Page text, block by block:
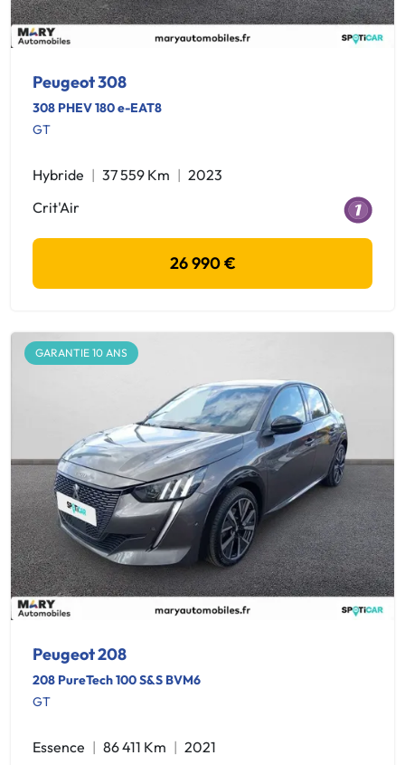
Peugeot 308
308 PHEV 180 e-EAT8
GT
Hybride 37 559 Km
2023
Crit'Air
26 990 €
GARANTIE 10 ANS
Peugeot 208
208 PureTech 100 S&S BVM6
GT
Essence 86 411 Km
2021